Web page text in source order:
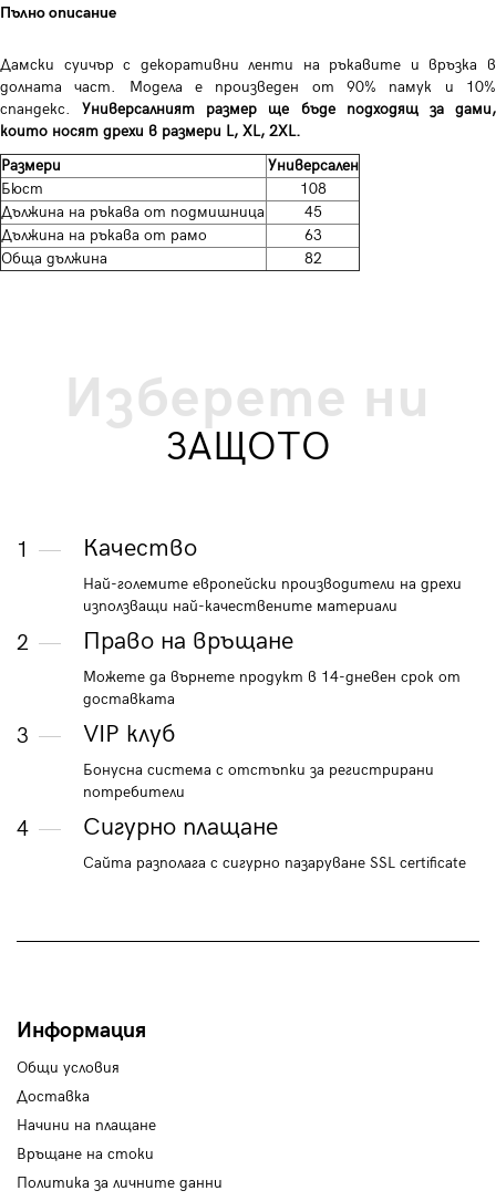
Пълно описание
Дамски суичър с декоративни ленти на ръкавите и връзка в
долната част. Модела е произведен от 90% памук и 10%
спандекс.Универсалният размер ще бъде подходящ за дами,
които носят дрехи в размери L, XL, 2XL.
Размери
Универсален
Бюст
108
Дължина на ръкава от подмишница
45
Дължина на ръкава от рамо
63
Обща дължина
82
Изберете ни
ЗАЩОТО
1 Качество
Най-големите европейски производители на дрехи
използващи най-качествените материали
2 Право на връщане
Можете да върнете продукт в 14-дневен срок от
доставката
3 VIP клуб
Бонусна система с отстъпки за регистрирани
потребители
4 Сигурно плащане
Сайта разполага с сигурно пазаруване SSL certificate
Информация
Общи условия
Доставка
Начини на плащане
Връщане на стоки
Политика за личните данни